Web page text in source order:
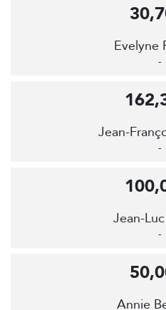
Evelyne
-
Jean-
-
Jean-
-
Annie